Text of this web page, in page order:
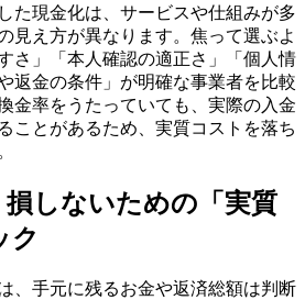
た現金化は、サービスや仕組みが多
見え方が異なります。焦って選ぶよ
さ」「本人確認の適正さ」「個人情
返金の条件」が明確な事業者を比較
金率をうたっていても、実際の入金
ことがあるため、実質コストを落ち
しないための「実質
ク
、手元に残るお金や返済総額は判断